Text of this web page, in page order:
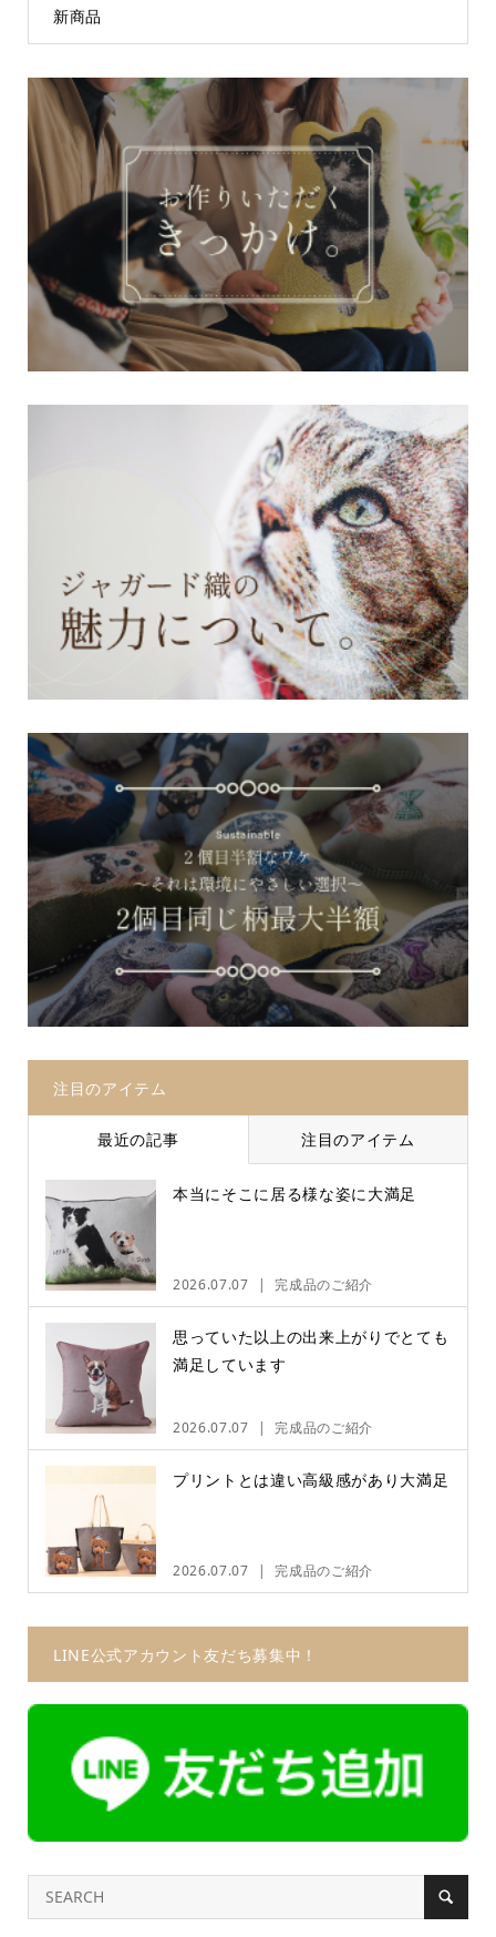
新商品
注目のアイテム
最近の記事 注目のアイテム
本当にそこに居る様な姿に大満足
2026.07.07 完成品のご紹介
思っていた以上の出来上がりでとても
満足しています
2026.07.07 完成品のご紹介
プリントとは違い高級感があり大満足
2026.07.07 完成品のご紹介
LINE公式アカウント友だち募集中！